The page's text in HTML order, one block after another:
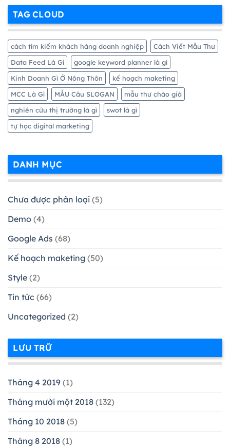
TAG CLOUD
cách tìm kiếm khách hàng doanh nghiệp
Cách Viết Mẫu Thư
Data Feed Là Gì
google keyword planner là gì
Kinh Doanh Gì Ở Nông Thôn
kế hoạch maketing
MCC Là Gì
MẪU Câu SLOGAN
mẫu thư chào giá
nghiên cứu thị trường là gì
swot là gì
tự học digital marketing
DANH MỤC
Chưa được phân loại (5)
Demo (4)
Google Ads (68)
Kế hoạch maketing (50)
Style (2)
Tin tức (66)
Uncategorized (2)
LƯU TRỮ
Tháng 4 2019 (1)
Tháng mười một 2018 (132)
Tháng 10 2018 (5)
Tháng 8 2018 (1)